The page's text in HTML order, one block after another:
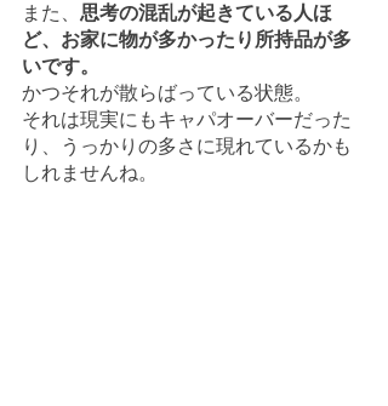
また、 思考の混乱が起きている人ほ
ど、お家に物が多かったり所持品が多
いです。
かつそれが散らばっている状態。
それは現実にもキャパオーバーだった
り、うっかりの多さに現れているかも
しれませんね。